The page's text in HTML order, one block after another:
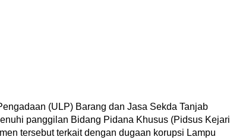
(ULP) Barang dan Jasa Sekda Tanjab
panggilan Bidang Pidana Khusus (Pidsus Kejari
tersebut terkait dengan dugaan korupsi Lampu